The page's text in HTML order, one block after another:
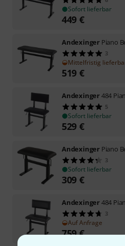
Sofort lieferbar
449 €
Andexinger Piano
3
Mittelfristig
519 €
Andexinger484
5
Sofort lieferbar
529 €
Andexinger Piano
3
Sofort lieferbar
309 €
Andexinger484
3
Auf Anfrage
759€